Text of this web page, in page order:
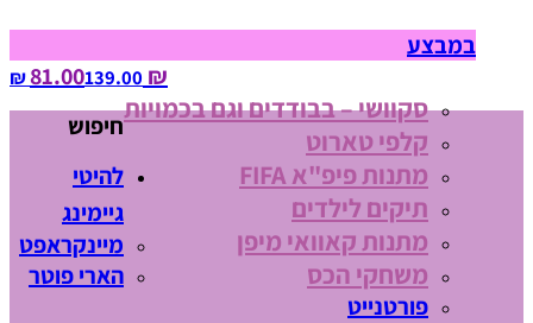
במבצע
₪ 81.00
139.00‏ ₪
סקוושי – בבודדים וגם בכמויות
קלפי טארוט
מתנות פיפ"א FIFA
תיקים לילדים
מתנות קאוואי מיפן
משחקי הכס
חיפוש
להיטי
גיימינג
מיינקראפט
הארי פוטר
פורטנייט